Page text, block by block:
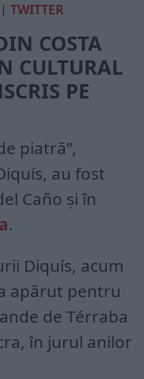
|TWITTER
COSTA
CULTURAL
PE
piatră”,
au fost
Caño și în
.
Diquís, acum
apărut pentru
de Térraba
în jurul anilor